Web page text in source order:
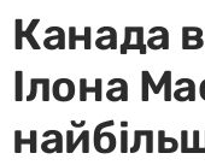
Канада
Ілона